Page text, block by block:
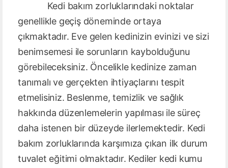
Kedi bakım zorluklarındaki noktalar
genellikle geçiş döneminde ortaya
çıkmaktadır. Eve gelen kedinizin evinizi ve sizi
benimsemesi ile sorunların kaybolduğunu
görebileceksiniz. Öncelikle kedinize zaman
tanımalı ve gerçekten ihtiyaçlarını tespit
etmelisiniz. Beslenme, temizlik ve sağlık
hakkında düzenlemelerin yapılması ile süreç
daha istenen bir düzeyde ilerlemektedir. Kedi
bakım zorluklarında karşımıza çıkan ilk durum
tuvalet eğitimi olmaktadır. Kediler kedi kumu